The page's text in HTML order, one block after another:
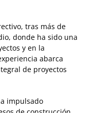
tras más de
donde ha sido una
y en la
abarca
de proyectos
impulsado